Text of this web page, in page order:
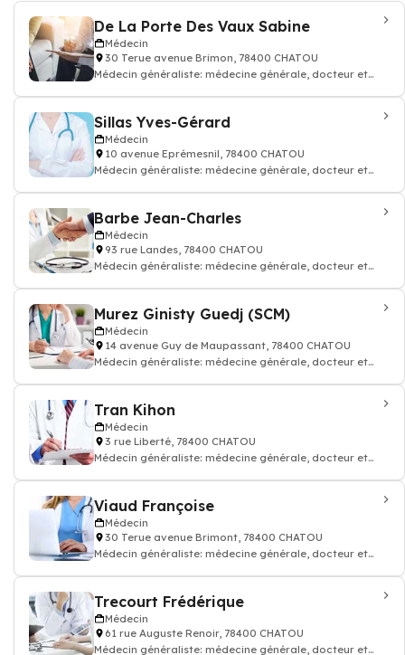
De La Porte Des Vaux Sabine
Médecin
30 Terue avenue Brimon, 78400 CHATOU
Médecin généraliste: médecine générale, docteur et
Sillas Yves-Gérard
Médecin
10 avenue Eprémesnil, 78400 CHATOU
Médecin généraliste: médecine générale, docteur et
Barbe Jean-Charles
Médecin
93 rue Landes, 78400 CHATOU
Médecin généraliste: médecine générale, docteur et
Murez Ginisty Guedj (SCM)
Médecin
14 avenue Guy de Maupassant, 78400 CHATOU
Médecin généraliste: médecine générale, docteur et
Tran Kihon
Médecin
3 rue Liberté, 78400 CHATOU
Médecin généraliste: médecine générale, docteur et
Viaud Françoise
Médecin
30 Terue avenue Brimont, 78400 CHATOU
Médecin généraliste: médecine générale, docteur et
Trecourt Frédérique
Médecin
61 rue Auguste Renoir, 78400 CHATOU
Médecin généraliste: médecine générale, docteur et